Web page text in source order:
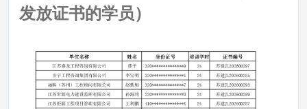
发放证书的学员）